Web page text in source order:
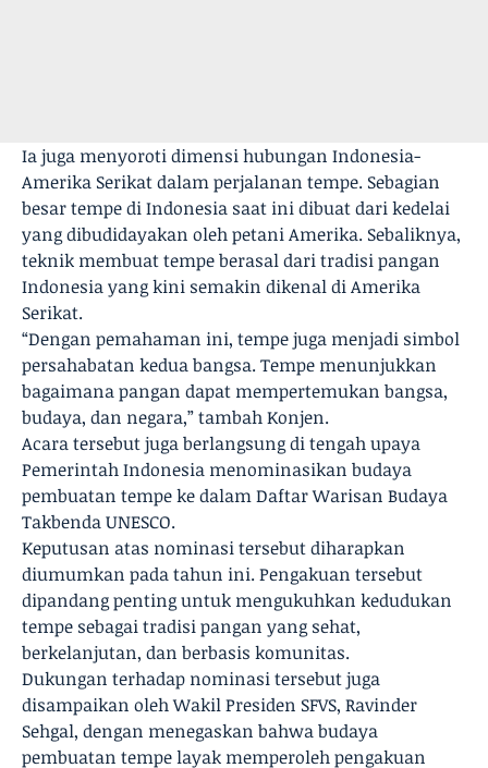
Ia juga menyoroti dimensi hubungan Indonesia-
Amerika Serikat dalam perjalanan tempe. Sebagian
besar tempe di Indonesia saat ini dibuat dari kedelai
yang dibudidayakan oleh petani Amerika. Sebaliknya,
teknik membuat tempe berasal dari tradisi pangan
Indonesia yang kini semakin dikenal di Amerika
Serikat.
“Dengan pemahaman ini, tempe juga menjadi simbol
persahabatan kedua bangsa. Tempe menunjukkan
bagaimana pangan dapat mempertemukan bangsa,
budaya, dan negara,” tambah Konjen.
Acara tersebut juga berlangsung di tengah upaya
Pemerintah Indonesia menominasikan budaya
pembuatan tempe ke dalam Daftar Warisan Budaya
Takbenda UNESCO.
Keputusan atas nominasi tersebut diharapkan
diumumkan pada tahun ini. Pengakuan tersebut
dipandang penting untuk mengukuhkan kedudukan
tempe sebagai tradisi pangan yang sehat,
berkelanjutan, dan berbasis komunitas.
Dukungan terhadap nominasi tersebut juga
disampaikan oleh Wakil Presiden SFVS, Ravinder
Sehgal, dengan menegaskan bahwa budaya
pembuatan tempe layak memperoleh pengakuan